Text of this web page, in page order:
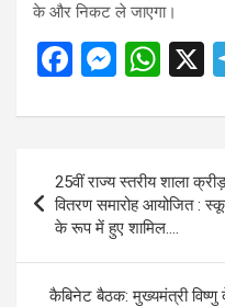
के और निकट ले जाएगा।
F
ce
b
o
o
k
M
se
g
er
W
at
A
p
p
X
navigation
25वीं राज्य स्तरीय शाला
वितरण समारोह आयोजित :
के रूप में हुए शामिल….
कैबिनेट बैठक: मुख्यमंत्री